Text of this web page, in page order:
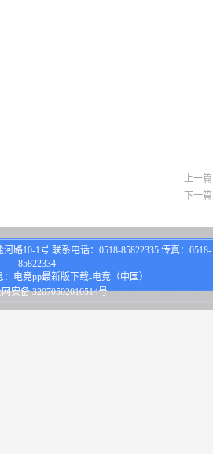
上一
下一
路10-1号 联系电话：0518-85822335 传真：0518-
85822334
电竞pp最新版下载-电竞（中国）
安备 32070502010514号